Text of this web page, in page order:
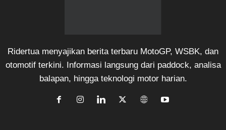
Ridertua menyajikan berita terbaru MotoGP, WSBK, dan
otomotif terkini. Informasi langsung dari paddock, analisa
balapan, hingga teknologi motor harian.